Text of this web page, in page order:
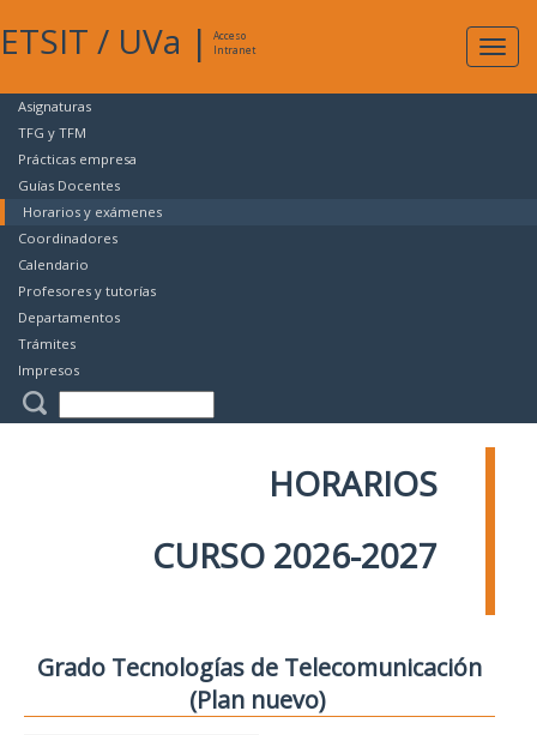
ETSIT / UVa |
Acceso
Intranet
Asignaturas
TFG y TFM
Prácticas empresa
Guías Docentes
Horarios y exámenes
Coordinadores
Calendario
Profesores y tutorías
Departamentos
Trámites
Impresos
HORARIOS
CURSO 2026-2027
Grado Tecnologías de Telecomunicación
(Plan nuevo)